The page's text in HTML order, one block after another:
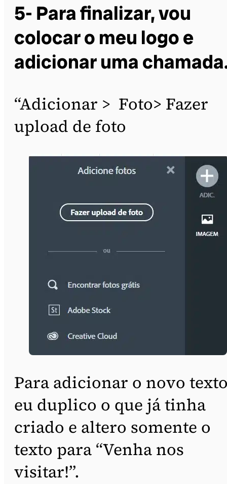
5- Para finalizar, vou
colocar o meu logo e
adicionar uma
“Adicionar > Foto> Fazer
upload de foto
Para adicionar o novo
eu duplico o que já tinha
criado e altero somente o
texto para “Venha nos
visitar!”.